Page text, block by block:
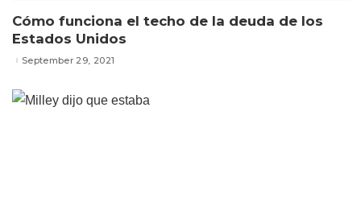
Cómo funciona el techo de la deuda de los
Estados Unidos
September 29, 2021